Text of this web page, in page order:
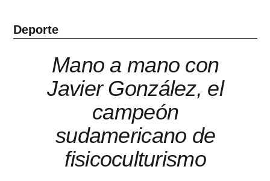
Deporte
Mano a mano con
Javier González, el
campeón
sudamericano de
fisicoculturismo